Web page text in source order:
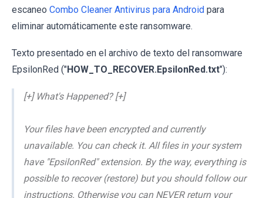
escaneo Combo Cleaner Antivirus para Android para
eliminar automáticamente este ransomware.
Texto presentado en el archivo de texto del ransomware
EpsilonRed ("HOW_TO_RECOVER.EpsilonRed.txt"):
[+] What's Happened? [+]
Your files have been encrypted and currently
unavailable. You can check it. All files in your system
have "EpsilonRed" extension. By the way, everything is
possible to recover (restore) but you should follow our
instructions. Otherwise you can NEVER return your